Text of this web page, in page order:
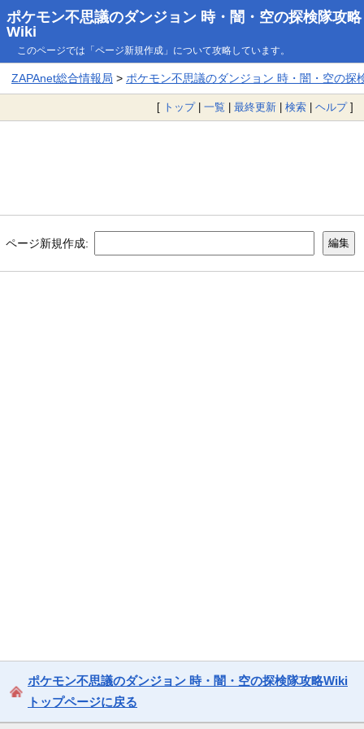
ポケモン不思議のダンジョン 時・闇・空の探検隊攻略
Wiki
このページでは「ページ新規作成」について攻略しています。
ZAPAnet総合情報局 > ポケモン不思議のダンジョン 時・闇・空の探
[ トップ| 一覧 | 最終更新 | 検索 | ヘルプ]
ページ新規作成:
ポケモン不思議のダンジョン 時・闇・空の探検隊攻略Wiki
トップページに戻る